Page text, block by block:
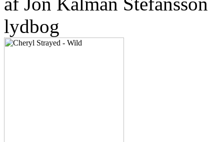
lydbog